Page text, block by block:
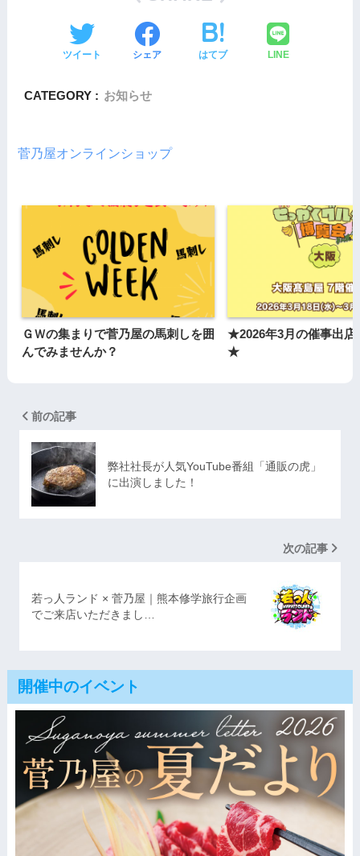
o
er
ツイート シェア はてブ LINE
CATEGORY : お知らせ
菅乃屋オンラインショップ
ＧＷの集まりで菅乃屋の馬刺しを囲
んでみませんか？
★2026年3月の催事出店
★
前の記事
弊社社長が人気YouTube番組「通販の虎」
に出演しました！
次の記事
若っ人ランド × 菅乃屋｜熊本修学旅行企画
でご来店いただきまし…
開催中のイベント